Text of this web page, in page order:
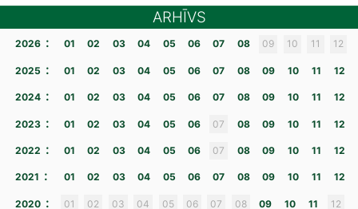
ARHĪVS
2026 : 01 02 03 04 05 06 07 08 09 10 11 12
2025 : 01 02 03 04 05 06 07 08 09 10 11 12
2024 : 01 02 03 04 05 06 07 08 09 10 11 12
2023 : 01 02 03 04 05 06 07 08 09 10 11 12
2022 : 01 02 03 04 05 06 07 08 09 10 11 12
2021 : 01 02 03 04 05 06 07 08 09 10 11 12
2020 : 01 02 03 04 05 06 07 08 09 10 11 12